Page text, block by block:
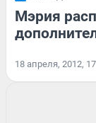
Мэрия
18 апреля, 2012,